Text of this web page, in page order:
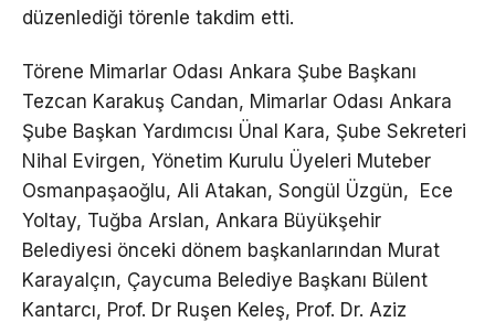
düzenlediği törenle takdim etti.
Törene Mimarlar Odası Ankara Şube Başkanı
Tezcan Karakuş Candan, Mimarlar Odası Ankara
Şube Başkan Yardımcısı Ünal Kara, Şube Sekreteri
Nihal Evirgen, Yönetim Kurulu Üyeleri Muteber
Osmanpaşaoğlu, Ali Atakan, Songül Üzgün, Ece
Yoltay, Tuğba Arslan, Ankara Büyükşehir
Belediyesi önceki dönem başkanlarından Murat
Karayalçın, Çaycuma Belediye Başkanı Bülent
Kantarcı, Prof. Dr Ruşen Keleş, Prof. Dr. Aziz